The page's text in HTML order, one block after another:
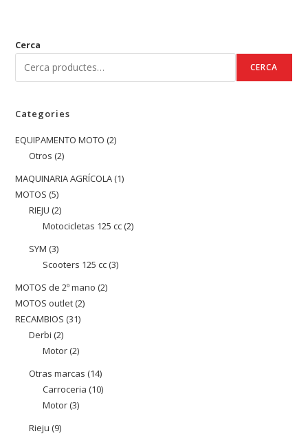
Cerca
CERCA
Categories
EQUIPAMENTO MOTO 22
Otros 22
productes
MAQUINARIA AGRÍCOLA 11
MOTOS 55
productes
RIEJU 22
productes
Motocicletas 125 cc 22
SYM 33
productes
Scooters 125 cc 33
MOTOS de 2º mano 22
MOTOS outlet 22
RECAMBIOS 3131
Derbi 22
productes
Motor 22
productes
Otras marcas 1414
productes
Carroceria 1010
Motor 33
Rieju 99